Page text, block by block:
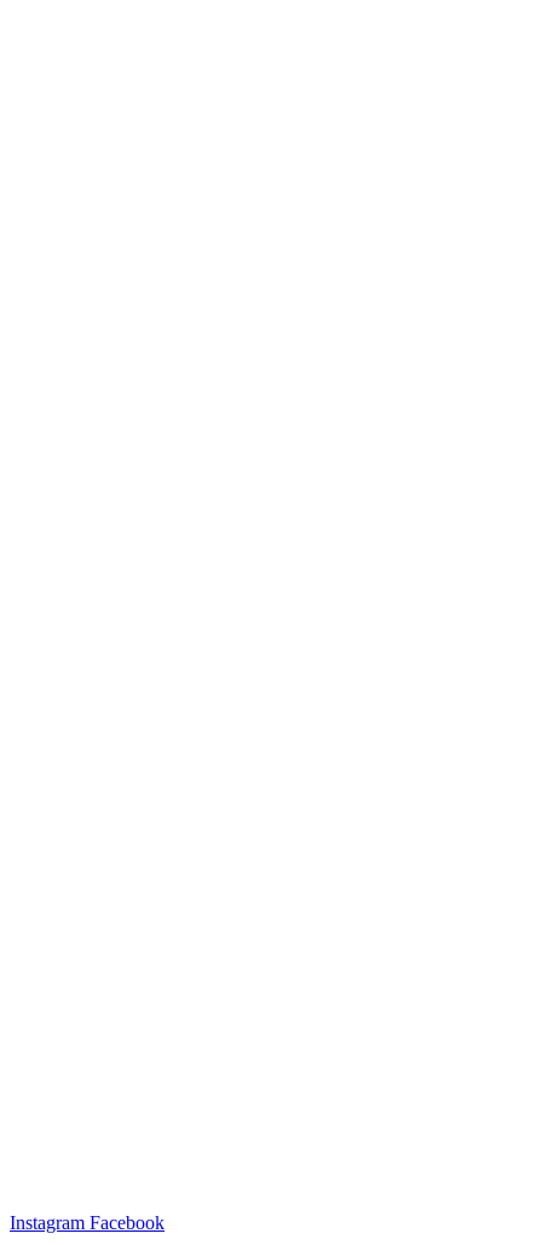
Instagram Facebook